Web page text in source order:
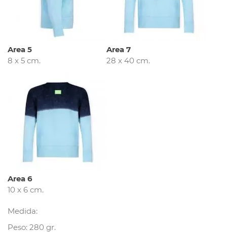
Area 5
8 x 5 cm.
Area 7
28 x 40 cm.
Area 6
10 x 6 cm.
Medida:
Peso: 280 gr.